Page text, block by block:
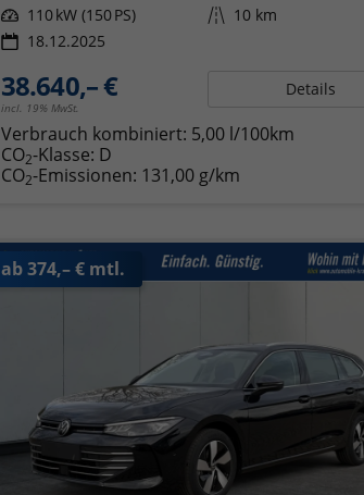
Leistung 110 kW (150 PS) Kilometerstand 10 km
18.12.2025
38.640,– €
incl. 19% MwSt.
Details
Verbrauch kombiniert: 5,00 l/100km
CO2-Klasse: D
CO2-Emissionen: 131,00 g/km
ab 374,– € mtl.